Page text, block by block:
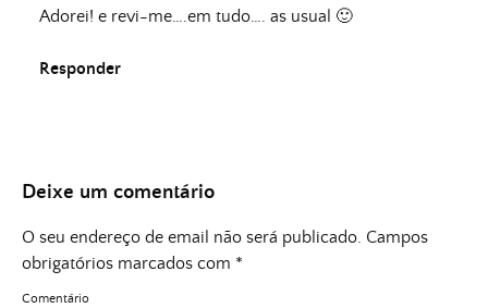
Adorei! e revi-me….em tudo…. as usual 🙂
Responder
Deixe um comentário
O seu endereço de email não será publicado. Campos
obrigatórios marcados com *
Comentário